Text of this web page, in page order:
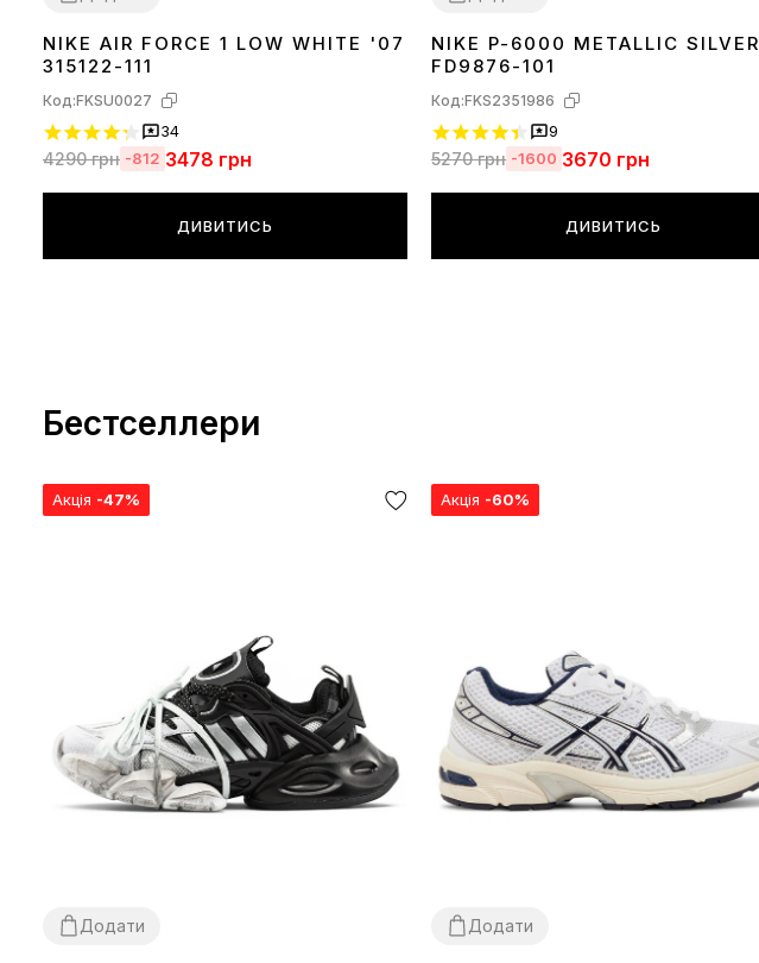
3637 38 39 40414243 444546
NIKE AIR FORCE 1 LOW WHITE '07
315122-111
Код:FKSU0027
34
4290грн -812 3478 грн
ДИВИТИСЬ
3637 38 3940 41 42
NIKE P-6000 METALLIC SILVER
FD9876-101
Код:FKS2351986
9
5270грн -1600 3670 грн
ДИВИТИСЬ
Бестселлери
Акція -47%
Додати
Акція -60%
Додати